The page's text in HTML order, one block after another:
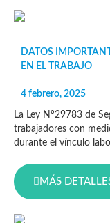
DATOS
EN EL TRABAJO
4 febrero, 2025
La Ley Nº29783 de
trabajadores con
durante el vínculo
MÁS